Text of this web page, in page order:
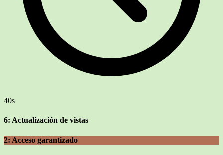
40s
6: Actualización de vistas
2: Acceso garantizado